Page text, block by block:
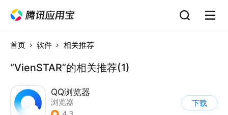
首页 软件 相关推荐
“VienSTAR”的相关推荐(1)
QQ浏览器
浏览器
下载